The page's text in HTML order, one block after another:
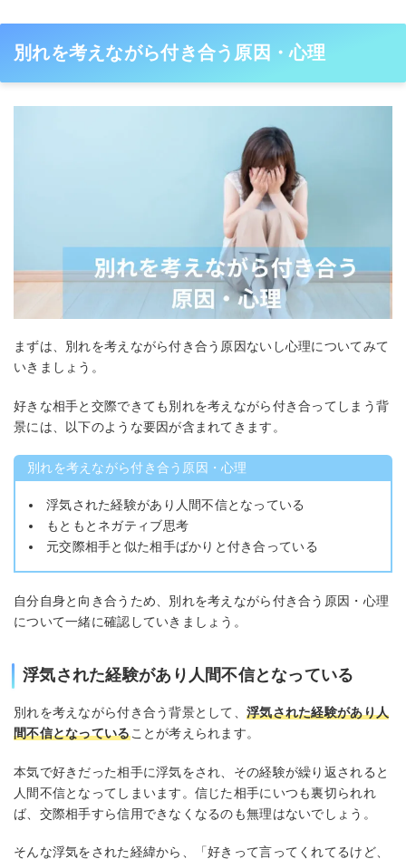
別れを考えながら付き合う原因・心理
まずは、別れを考えながら付き合う原因ないし心理についてみて
いきましょう。
好きな相手と交際できても別れを考えながら付き合ってしまう背
景には、以下のような要因が含まれてきます。
別れを考えながら付き合う原因・心理
浮気された経験があり人間不信となっている
もともとネガティブ思考
元交際相手と似た相手ばかりと付き合っている
自分自身と向き合うため、別れを考えながら付き合う原因・心理
について一緒に確認していきましょう。
浮気された経験があり人間不信となっている
別れを考えながら付き合う背景として、浮気された経験があり人
間不信となっていることが考えられます。
本気で好きだった相手に浮気をされ、その経験が繰り返されると
人間不信となってしまいます。信じた相手にいつも裏切られれ
ば、交際相手すら信用できなくなるのも無理はないでしょう。
そんな浮気をされた経緯から、「好きって言ってくれてるけど、